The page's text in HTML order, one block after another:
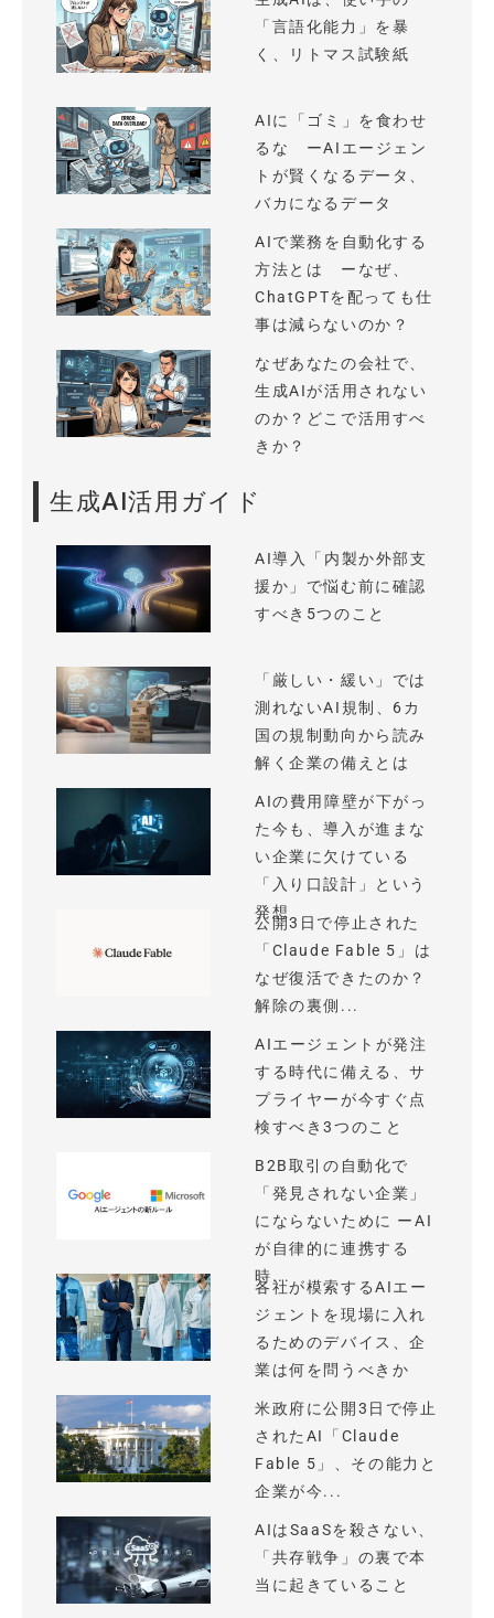
「言語化能力」を暴
く、リトマス試験紙
AIに「ゴミ」を食わせ
るな ーAIエージェン
トが賢くなるデータ、
バカになるデータ
AIで業務を自動化する
方法とは ーなぜ、
ChatGPTを配っても仕
事は減らないのか？
なぜあなたの会社で、
生成AIが活用されない
のか？どこで活用すべ
きか？
生成AI活用ガイド
AI導入「内製か外部支
援か」で悩む前に確認
すべき5つのこと
「厳しい・緩い」では
測れないAI規制、6カ
国の規制動向から読み
解く企業の備えとは
AIの費用障壁が下がっ
た今も、導入が進まな
い企業に欠けている
「入り口設計」という
発想
公開3日で停止された
「Claude Fable 5」は
なぜ復活できたのか？
解除の裏側...
AIエージェントが発注
する時代に備える、サ
プライヤーが今すぐ点
検すべき3つのこと
B2B取引の自動化で
「発見されない企業」
にならないために ーAI
が自律的に連携する
時...
各社が模索するAIエー
ジェントを現場に入れ
るためのデバイス、企
業は何を問うべきか
米政府に公開3日で停止
されたAI「Claude
Fable 5」、その能力と
企業が今...
AIはSaaSを殺さない、
「共存戦争」の裏で本
当に起きていること